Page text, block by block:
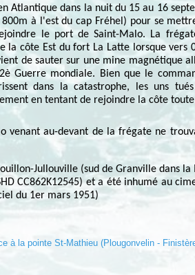
Atlantique dans la nuit du 15 au 16
à l'est du cap Fréhel) pour se
le port de Saint-Malo. La
la côte Est du fort La Latte lorsque vers
de sauter sur une mine magnétique
Guerre mondiale. Bien que le
dans la catastrophe, les uns
en tentant de rejoindre la côte
venant au-devant de la frégate ne
Jullouville (sud de Granville dans la
CC862K12545) et a été inhumé au
du 1er mars 1951)
à la pointe St-Mathieu (Plougonvelin -